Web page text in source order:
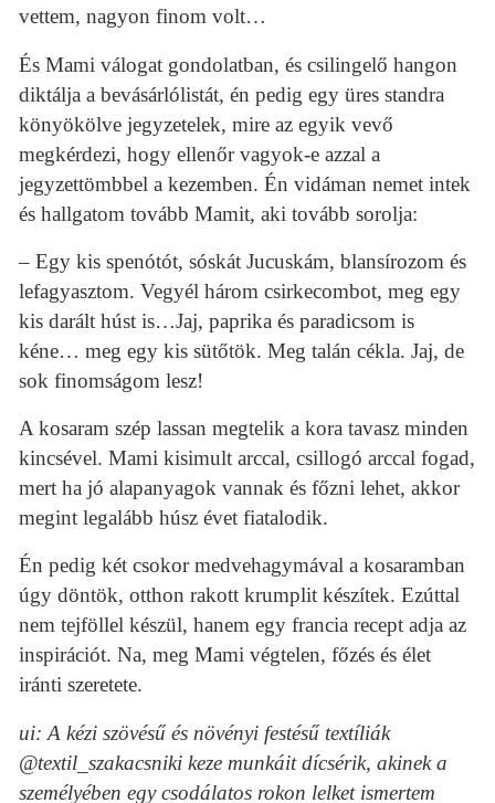
vettem, nagyon finom volt…
És Mami válogat gondolatban, és csilingelő hangon
diktálja a bevásárlólistát, én pedig egy üres standra
könyökölve jegyzetelek, mire az egyik vevő
megkérdezi, hogy ellenőr vagyok-e azzal a
jegyzettömbbel a kezemben. Én vidáman nemet intek
és hallgatom tovább Mamit, aki tovább sorolja:
– Egy kis spenótót, sóskát Jucuskám, blansírozom és
lefagyasztom. Vegyél három csirkecombot, meg egy
kis darált húst is…Jaj, paprika és paradicsom is
kéne… meg egy kis sütőtök. Meg talán cékla. Jaj, de
sok finomságom lesz!
A kosaram szép lassan megtelik a kora tavasz minden
kincsével. Mami kisimult arccal, csillogó arccal fogad,
mert ha jó alapanyagok vannak és főzni lehet, akkor
megint legalább húsz évet fiatalodik.
Én pedig két csokor medvehagymával a kosaramban
úgy döntök, otthon rakott krumplit készítek. Ezúttal
nem tejföllel készül, hanem egy francia recept adja az
inspirációt. Na, meg Mami végtelen, főzés és élet
iránti szeretete.
ui: A kézi szövésű és növényi festésű textíliák
@textil_szakacsniki keze munkáit dícsérik, akinek a
személyében egy csodálatos rokon lelket ismertem